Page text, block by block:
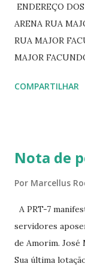
ENDEREÇO
ARENA RUA
RUA MAJOR
MAJOR
PEIXOTO 1307
☆CINE VIP
COMPARTILHAR
Nota de
Por Marcellus
A PRT-7
servidores
de Amorim. José
Sua última